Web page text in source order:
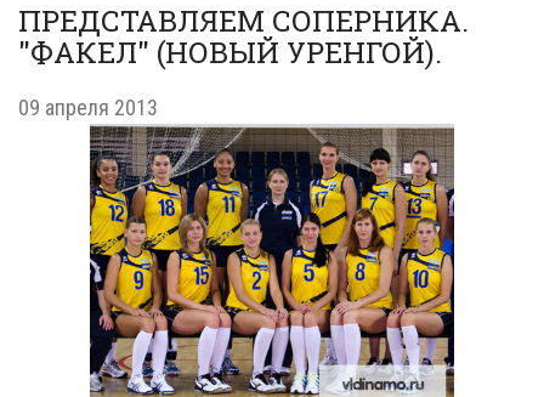
ПРЕДСТАВЛЯЕМ СОПЕРНИКА.
"ФАКЕЛ" (НОВЫЙ УРЕНГОЙ).
09 апреля 2013